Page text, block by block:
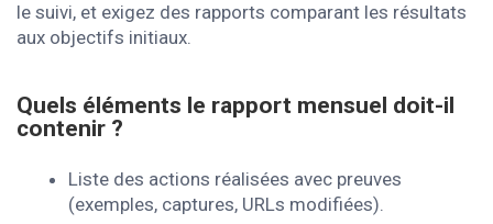
le suivi, et exigez des rapports comparant les résultats
aux objectifs initiaux.
Quels éléments le rapport mensuel doit-il
contenir ?
Liste des actions réalisées avec preuves
(exemples, captures, URLs modifiées).